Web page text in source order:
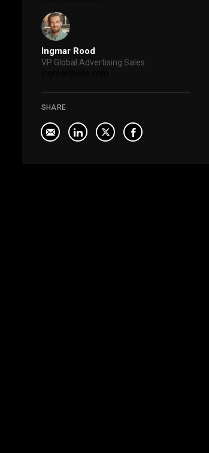
Ingmar Rood
VP Global Advertising Sales
SHARE